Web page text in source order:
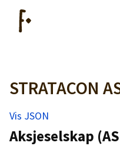
Artikler
Hjelp
STRATACON
Vis JSON
Aksjeselskap